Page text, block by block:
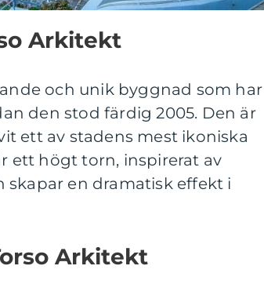
Arkitekt
och unik byggnad som har
den stod färdig 2005. Den är
ett av stadens mest ikoniska
ett högt torn, inspirerat av
en dramatisk effekt i
Arkitekt